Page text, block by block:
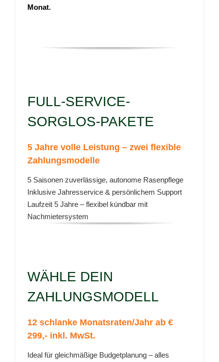
Monat.
FULL-SERVICE-
SORGLOS-PAKETE
5 Jahre volle Leistung – zwei flexible
Zahlungsmodelle
5 Saisonen zuverlässige, autonome Rasenpflege
Inklusive Jahresservice & persönlichem Support
Laufzeit 5 Jahre – flexibel kündbar mit
Nachmietersystem
WÄHLE DEIN
ZAHLUNGSMODELL
12 schlanke Monatsraten/Jahr ab €
299,- inkl. MwSt.
Ideal für gleichmäßige Budgetplanung – alles